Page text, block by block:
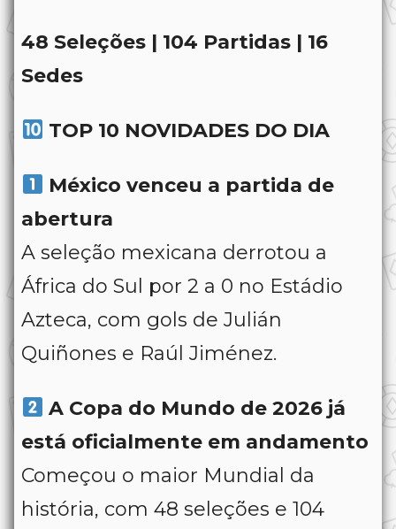
48 Seleções | 104 Partidas | 16
Sedes
TOP 10 NOVIDADES DO DIA
México venceu a partida de
abertura
A seleção mexicana derrotou a
África do Sul por 2 a 0 no Estádio
Azteca, com gols de Julián
Quiñones e Raúl Jiménez.
A Copa do Mundo de 2026 já
está oficialmente em andamento
Começou o maior Mundial da
história, com 48 seleções e 104